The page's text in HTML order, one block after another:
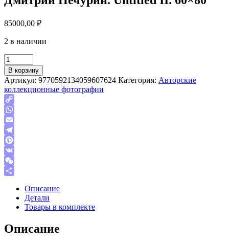
85000,00 ₽
2 в наличии
Quantity
В корзину
Артикул: 9770592134059607624 Категория: Авторские
коллекционные фотографии
Copy
Link
WhatsApp
Email
Telegram
Pinterest
VK
WeChat
Описание
Детали
Товары в комплекте
Описание